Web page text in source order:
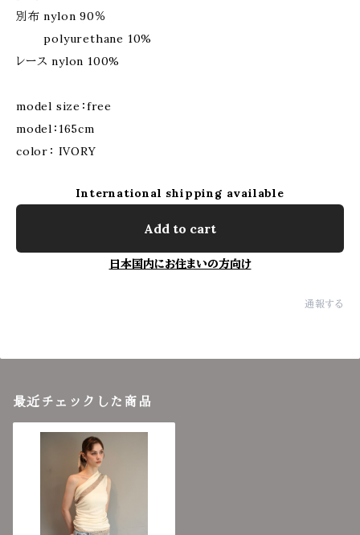
別布 nylon 90％
polyurethane 10%
レース nylon 100%
model size：free
model：165cm
color： IVORY
International shipping available
Add to cart
日本国内にお住まいの方向け
通報する
最近チェックした商品